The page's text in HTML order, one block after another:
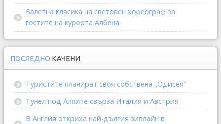
Балетна класика на световен хореограф за
гостите на курорта Албена
ПОСЛЕДНО КАЧЕНИ
Туристите планират своя собствена „Одисея“
Тунел под Алпите свърза Италия и Австрия
В Англия откриха най-дългия зиплайн в